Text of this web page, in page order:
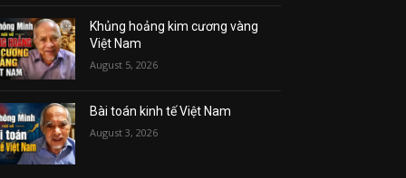
Khủng hoảng kim cương vàng
Việt Nam
August 5, 2026
Bài toán kinh tế Việt Nam
August 3, 2026